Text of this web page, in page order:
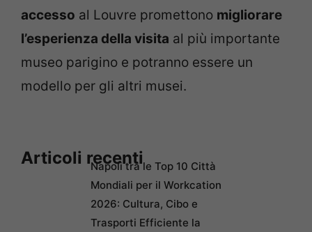
accesso al Louvre promettono migliorare
l’esperienza della visita al più importante
museo parigino e potranno essere un
modello per gli altri musei.
Articoli recentiNapoli tra le Top 10 Città
Mondiali per il Workcation
2026: Cultura, Cibo e
Trasporti Efficiente la